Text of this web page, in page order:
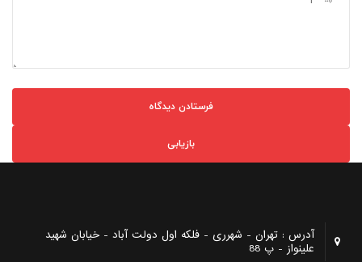
بازیابی
آدرس : تهران - شهرری - فلکه اول دولت آباد - خیابان شهید
علینواز - پ 88